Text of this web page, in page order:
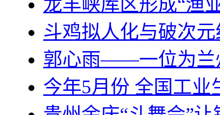
斗鸡拟人化与破次
郭心雨——一位为兰
今年5月份 全国工业